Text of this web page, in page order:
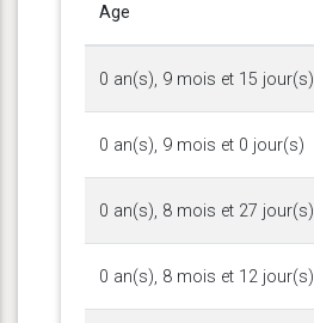
Age
0 an(s), 9 mois et 15 jour(s)
0 an(s), 9 mois et 0 jour(s)
0 an(s), 8 mois et 27 jour(s)
0 an(s), 8 mois et 12 jour(s)